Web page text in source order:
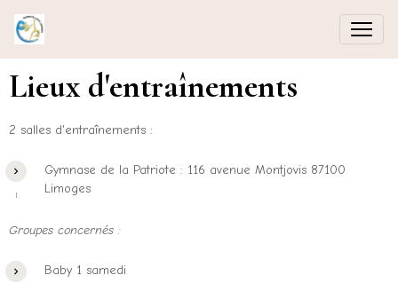
Lieux d'entraînements
2 salles d'entraînements :
Gymnase de la Patriote : 116 avenue Montjovis 87100
Limoges
Groupes concernés :
Baby 1 samedi